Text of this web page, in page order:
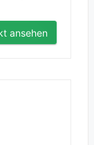
ansehen